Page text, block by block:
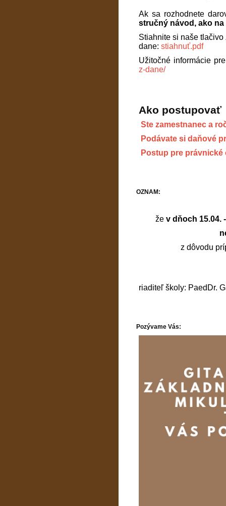
Ak sa rozhodnete
stručný návod, ako na
Stiahnite si naše
dane: stiahnuť.pdf
Užitočné informácie
z-dane/
Ako postupovať
Ste zamestnanec a
Podávate si daňové
Postup pre právnické
OZNAM:
že v dňoch 15.04.
z dôvodu
riaditeľ školy: PaedDr.
Pozývame Vás: